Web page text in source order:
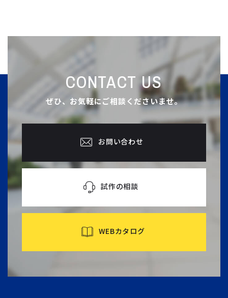
CONTACT US
ぜひ、お気軽にご相談くださいませ。
お問い合わせ
試作の相談
WEBカタログ